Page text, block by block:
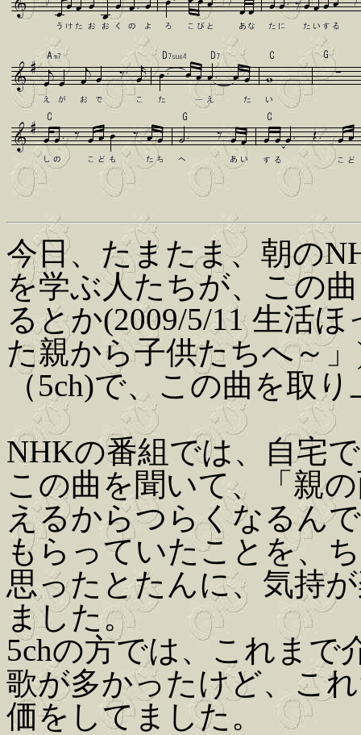
今日、たまたま、朝の
を学ぶ人たちが、この
るとか(2009/5/11 生活
た親から子供たちへ～
（5ch)で、この曲を取
NHKの番組では、自宅
この曲を聞いて、「親
えるからつらくなるん
もらっていたことを、
思ったとたんに、気持
ました。
5chの方では、これまで
歌が多かったけど、こ
価をしてました。